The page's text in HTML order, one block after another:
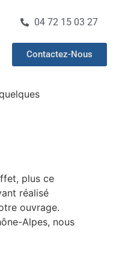
04 72 15 03 27
Contactez-Nous
plus ce
réalisé
ouvrage.
Alpes, nous